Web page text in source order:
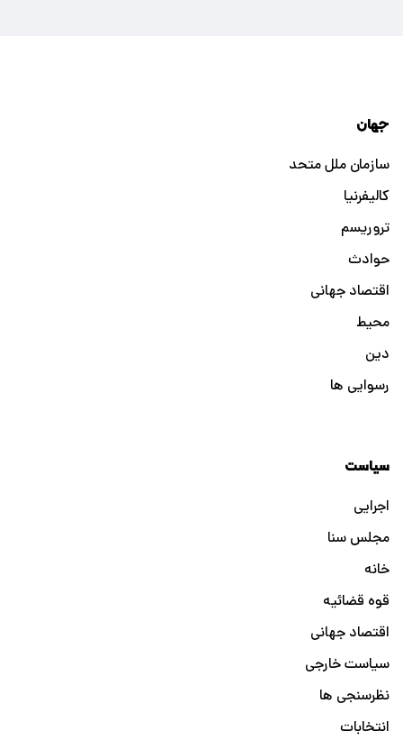
جهان
سازمان ملل متحد
کالیفرنیا
تروریسم
حوادث
اقتصاد جهانی
محیط
دین
رسوایی ها
سیاست
اجرایی
مجلس سنا
خانه
قوه قضائیه
اقتصاد جهانی
سیاست خارجی
نظرسنجی ها
انتخابات